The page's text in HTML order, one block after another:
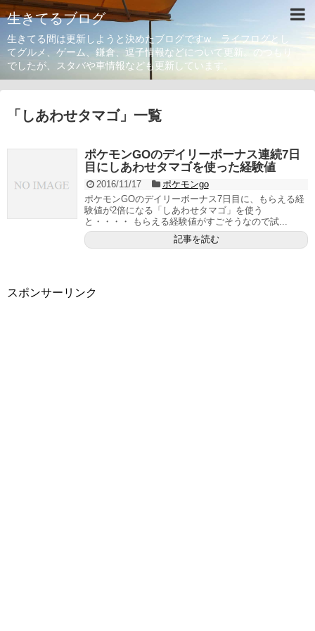
生きてるブログ
生きてる間は更新しようと決めたブログですw ライフログとし
てグルメ、ゲーム、鎌倉、逗子情報などについて更新。のつもり
でしたが、スタバや車情報なども更新しています。
「 しあわせタマゴ」 一覧
ポケモンGOのデイリーボーナス連続7日
目にしあわせタマゴを使った経験値
2016/11/17
ポケモンgo
ポケモンGOのデイリーボーナス7日目に、もらえる経
験値が2倍になる「しあわせタマゴ」を使う
と・・・・ もらえる経験値がすごそうなので試...
記事を読む
スポンサーリンク